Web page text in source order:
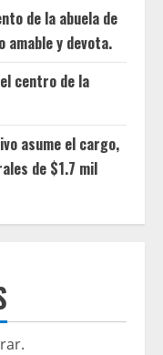
de la abuela de
amable y devota.
centro de la
asume el cargo,
de $1.7 mil